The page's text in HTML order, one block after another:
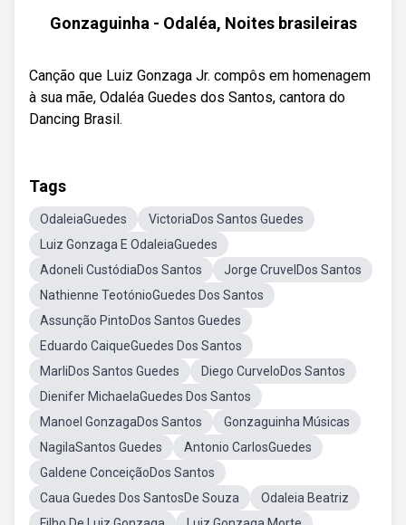
Gonzaguinha - Odaléa, Noites brasileiras
Canção que Luiz Gonzaga Jr. compôs em homenagem
à sua mãe, Odaléa Guedes dos Santos, cantora do
Dancing Brasil.
Tags
OdaleiaGuedes
VictoriaDos Santos Guedes
Luiz Gonzaga E OdaleiaGuedes
Adoneli CustódiaDos Santos
Jorge CruvelDos Santos
Nathienne TeotónioGuedes Dos Santos
Assunção PintoDos Santos Guedes
Eduardo CaiqueGuedes Dos Santos
MarliDos Santos Guedes
Diego CurveloDos Santos
Dienifer MichaelaGuedes Dos Santos
Manoel GonzagaDos Santos
Gonzaguinha Músicas
NagilaSantos Guedes
Antonio CarlosGuedes
Galdene ConceiçãoDos Santos
Caua Guedes Dos SantosDe Souza
Odaleia Beatriz